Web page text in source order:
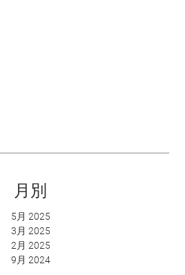
月別
5月 2025
3月 2025
2月 2025
9月 2024